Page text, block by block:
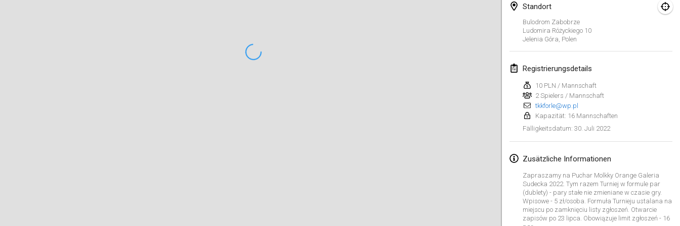
Standort
Bulodrom Zabobrze
Ludomira Różyckiego 10
Jelenia Góra Polen
Registrierungsdetails
10 PLN / Mannschaft
2 Spielers / Mannschaft
tkkforle@wp.pl
Kapazität: 16 Mannschaften
Fälligkeitsdatum: 30. Juli 2022
Zusätzliche Informationen
Zapraszamy na Puchar Molkky Orange Galeria
Sudecka 2022. Tym razem Turniej w formule par
(dublety) - pary stałe nie zmieniane w czasie gry.
Wpisowe - 5 zł/osoba. Formuła Turnieju ustalana na
miejscu po zamknięciu listy zgłoszeń. Otwarcie
zapisów po 23 lipca. Obowiązuje limit zgłoszeń - 16
Februar 2022
MS v MÖLKPARKURU
TangoMölkky
5. Feb. 2022|Finnland
Kohti Kisoja
Yamagata Tournament
13. Feb. 2022| Japan
West Indiv Cup
19. Feb. 2022|Frankreich